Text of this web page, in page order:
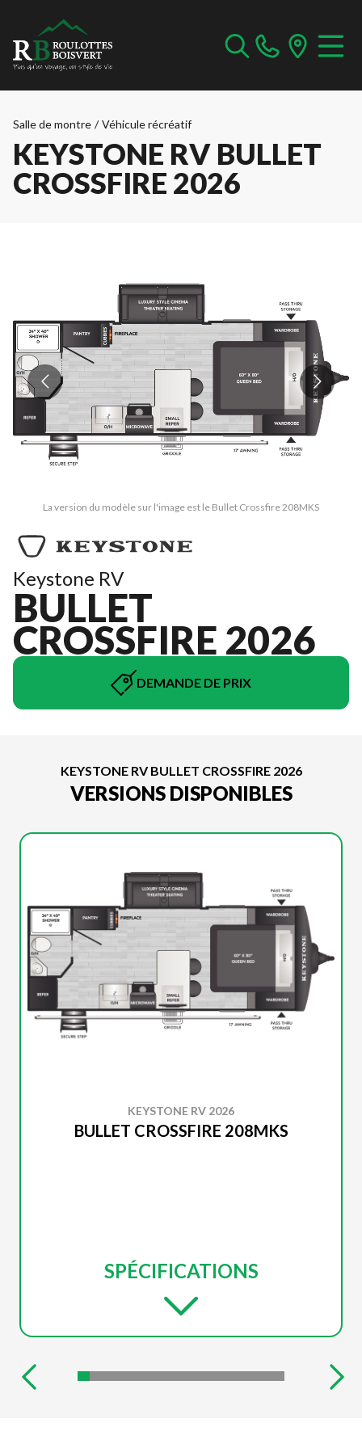
Salle de montre / Véhicule récréatif
KEYSTONE RV BULLET
CROSSFIRE 2026
La version du modèle sur l'image est le Bullet Crossfire 208MKS
Keystone RV
BULLET
CROSSFIRE 2026
DEMANDE DE PRIX
KEYSTONE RV BULLET CROSSFIRE 2026
VERSIONS DISPONIBLES
KEYSTONE RV 2026
BULLET CROSSFIRE 208MKS
SPÉCIFICATIONS